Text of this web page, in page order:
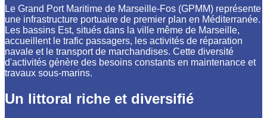
Le Grand Port Maritime de Marseille-Fos (GPMM) représente
une infrastructure portuaire de premier plan en Méditerranée.
Les bassins Est, situés dans la ville même de Marseille,
accueillent le trafic passagers, les activités de réparation
navale et le transport de marchandises. Cette diversité
d'activités génère des besoins constants en maintenance et
travaux sous-marins.
Un littoral riche et diversifié